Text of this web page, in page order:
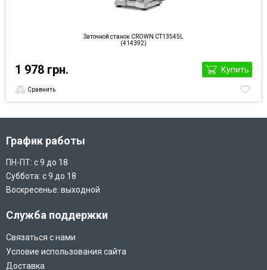
Заточной станок CROWN CT13545L
(414392)
1 978 грн. Купить
Сравнить
График работы
ПН-ПТ: с 9 до 18
Суббота: с 9 до 18
Воскресенье: выходной
Служба поддержки
Связаться с нами
Условие использования сайта
Доставка